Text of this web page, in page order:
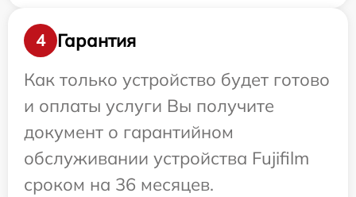
4
Гарантия
Как только устройство будет готово
и оплаты услуги Вы получите
документ о гарантийном
обслуживании устройства Fujifilm
сроком на 36 месяцев.